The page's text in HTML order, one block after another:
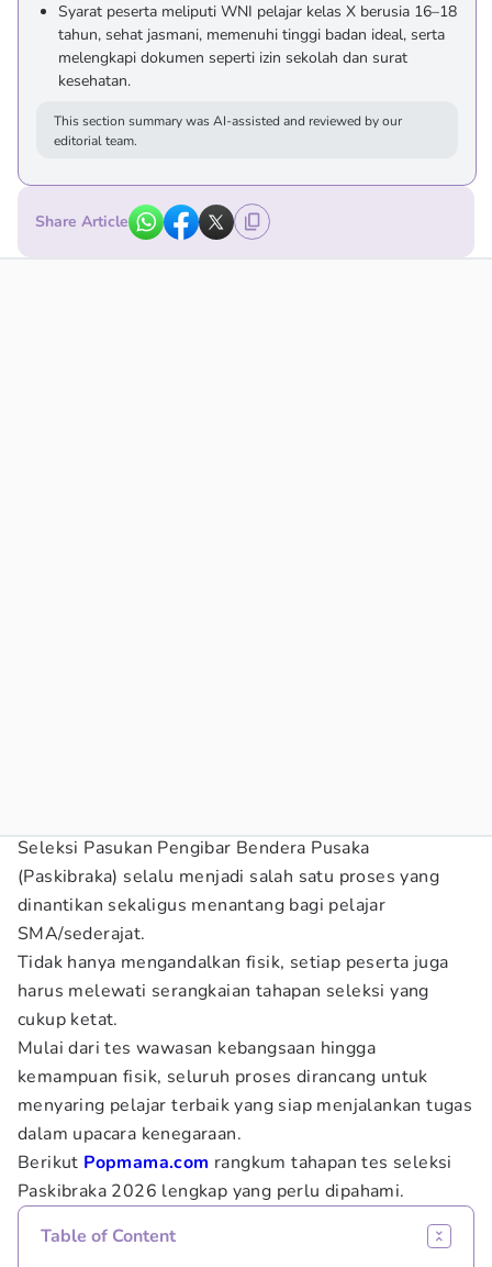
Syarat peserta meliputi WNI pelajar kelas X berusia 16–18
tahun, sehat jasmani, memenuhi tinggi badan ideal, serta
melengkapi dokumen seperti izin sekolah dan surat
kesehatan.
This section summary was AI-assisted and reviewed by our
editorial team.
Share Article
Seleksi Pasukan Pengibar Bendera Pusaka
(Paskibraka) selalu menjadi salah satu proses yang
dinantikan sekaligus menantang bagi pelajar
SMA/sederajat.
Tidak hanya mengandalkan fisik, setiap peserta juga
harus melewati serangkaian tahapan seleksi yang
cukup ketat.
Mulai dari tes wawasan kebangsaan hingga
kemampuan fisik, seluruh proses dirancang untuk
menyaring pelajar terbaik yang siap menjalankan tugas
dalam upacara kenegaraan.
Berikut Popmama.com rangkum tahapan tes seleksi
Paskibraka 2026 lengkap yang perlu dipahami.
Table of Content